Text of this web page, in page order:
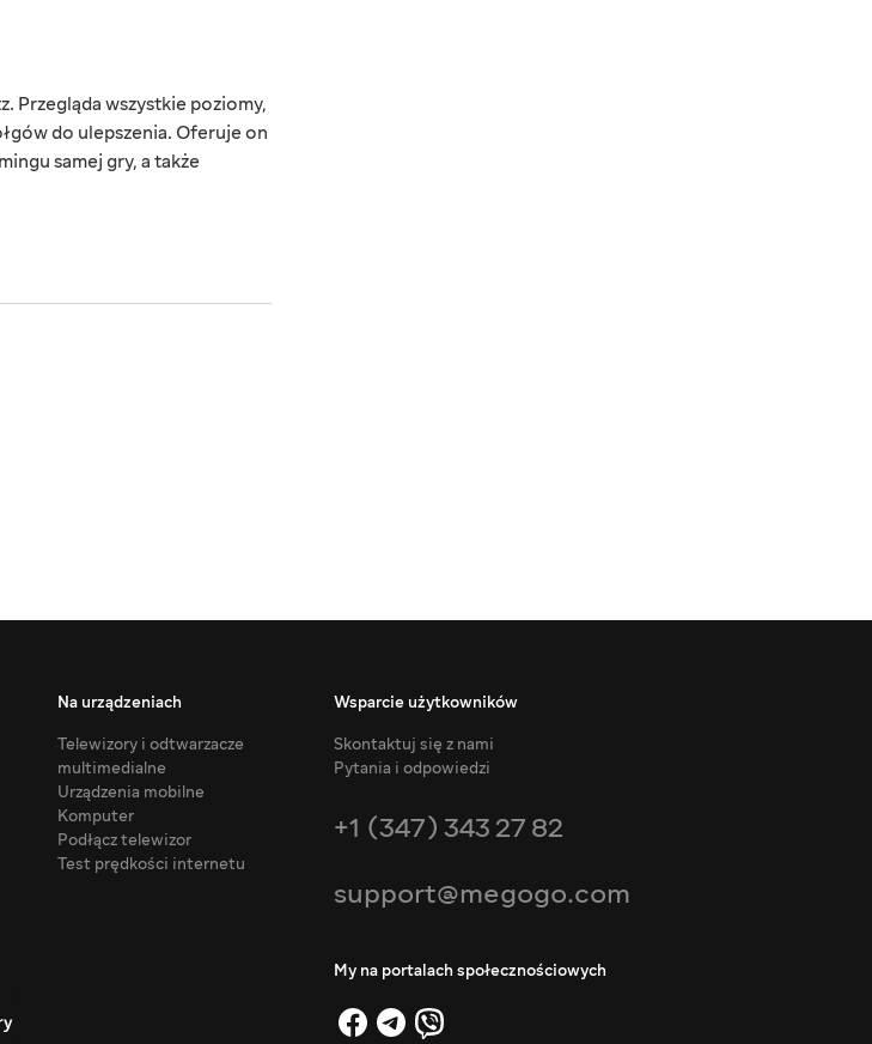
Przegląda wszystkie poziomy,
do ulepszenia. Oferuje on
samej gry, a także
Na urządzeniach
Telewizory i odtwarzacze
multimedialne
Urządzenia mobilne
Komputer
Podłącz telewizor
Test prędkości internetu
Wsparcie użytkowników
Skontaktuj się z nami
Pytania i odpowiedzi
+1 (347) 343 27 82
support@megogo.com
My na portalach społecznościowych